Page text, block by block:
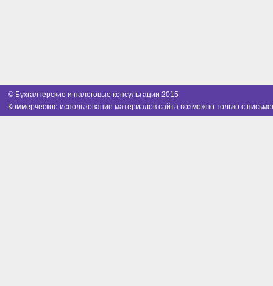
© Бухгалтерские и налоговые консультации 2015
Коммерческое использование материалов сайта возможно только с